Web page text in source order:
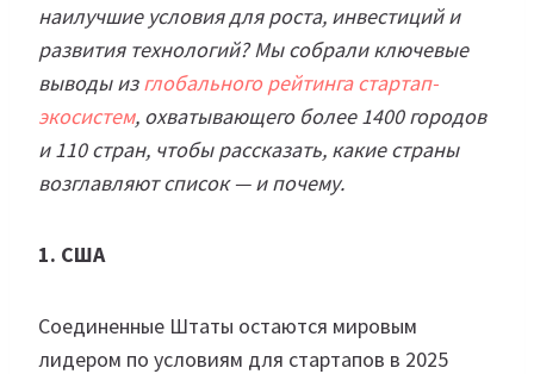
наилучшие условия для роста, инвестиций и
развития технологий? Мы собрали ключевые
выводы изглобального рейтинга стартап-
экосистем, охватывающего более 1400 городов
и 110 стран, чтобы рассказать, какие страны
возглавляют список — и почему.
1. США
Соединенные Штаты остаются мировым
лидером по условиям для стартапов в 2025